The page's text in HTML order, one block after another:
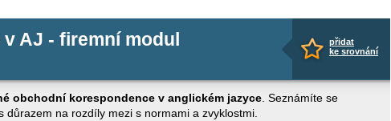
přidat
ke srovnání
AJ - firemní modul
obchodní korespondence v anglickém jazyce . Seznámíte se
na rozdíly mezi s normami a zvyklostmi.